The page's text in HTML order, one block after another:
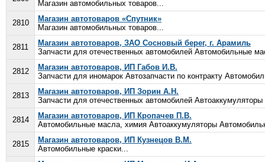
Магазин автомобильных товаров...
2810
Магазин автотоваров «Спутник»
Магазин автомобильных товаров...
2811
Магазин автотоваров, ЗАО Сосновый берег, г. Арамиль
Запчасти для отечественных автомобилей Автомобильные
2812
Магазин автотоваров, ИП Габов И.В.
Запчасти для иномарок Автозапчасти по контракту
2813
Магазин автотоваров, ИП Зорин А.Н.
Запчасти для отечественных автомобилей
2814
Магазин автотоваров, ИП Кропачев П.В.
Автомобильные масла, химия Автоаккумуляторы
2815
Магазин автотоваров, ИП Кузнецов В.М.
Автомобильные краски...